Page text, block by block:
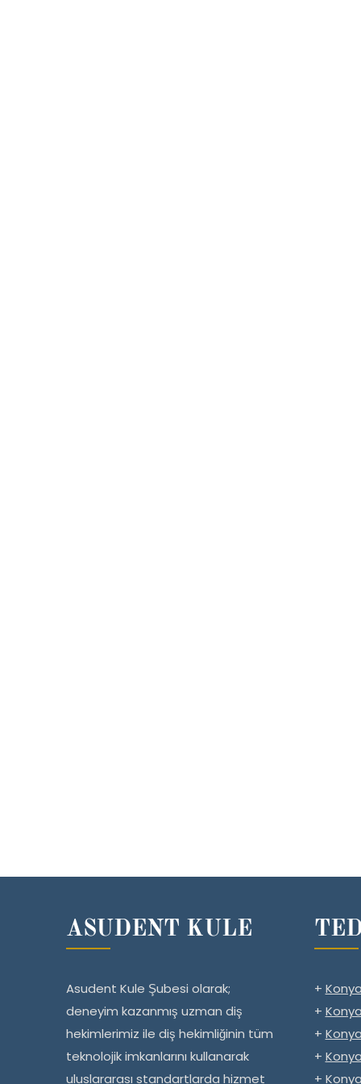
ASUDENT KULE
Asudent Kule Şubesi olarak;
deneyim kazanmış uzman diş
hekimlerimiz ile diş hekimliğinin tüm
teknolojik imkanlarını kullanarak
uluslararası standartlarda hizmet
+
+
+
+
+